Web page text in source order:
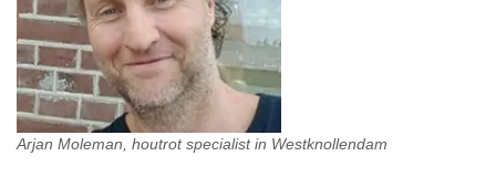
Arjan Moleman, houtrot specialist in Westknollendam